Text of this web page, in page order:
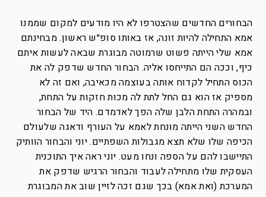
הבחורים החדשים שהצטרפו לא היו מודעים למקום שממנו
אמא התחילה להיות זונה, אז באותו סופ״ש ראשון. מבחינתם
אמא שלי הייתה פשוט שרמוטה מבוגרת שבאה לעשות איתם
כיף, וככה הם התייחסו אליה. הבחור החדש שדפק לה את
הכוס התחיל לקדוח אותה בעוצמה מכאיבה, ואם זה לא
מספיק אז הוא גם החל לתת לה מכות חזקות על התחת,
ובמהרה התחת הלבן שלה הפך לאדמדם. היד של הבחור
החדש השני הייתה מונחת לאמא על העורף ודאגה שלעולם
הכיפה שלו שלא תצא מגבולות השפתיים. יוני והבחור הוותיק
התיישבו להם על הספה ונחו מעט. יוני ראה איך התוכנית
העסקית שלו מתחילה לעבוד והבחור הרגיש שדפק את
המערכת (ואת אמא) בכך שגם זכה לזיין שוב את המבוגרת